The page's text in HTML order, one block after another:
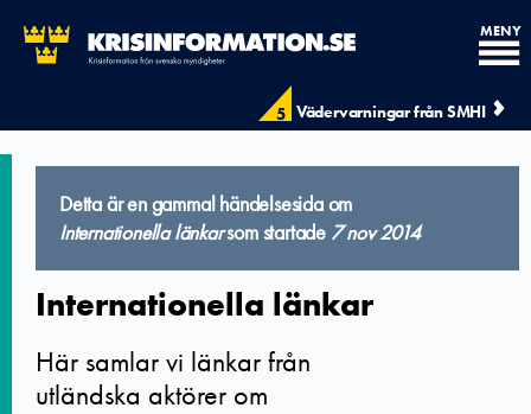
5 Vädervarningar från SMHI
MENY
Detta är en gammal händelsesida om
Internationella länkarsom startade 7 nov 2014
Internationella länkar
Här samlar vi länkar från
utländska aktörer om